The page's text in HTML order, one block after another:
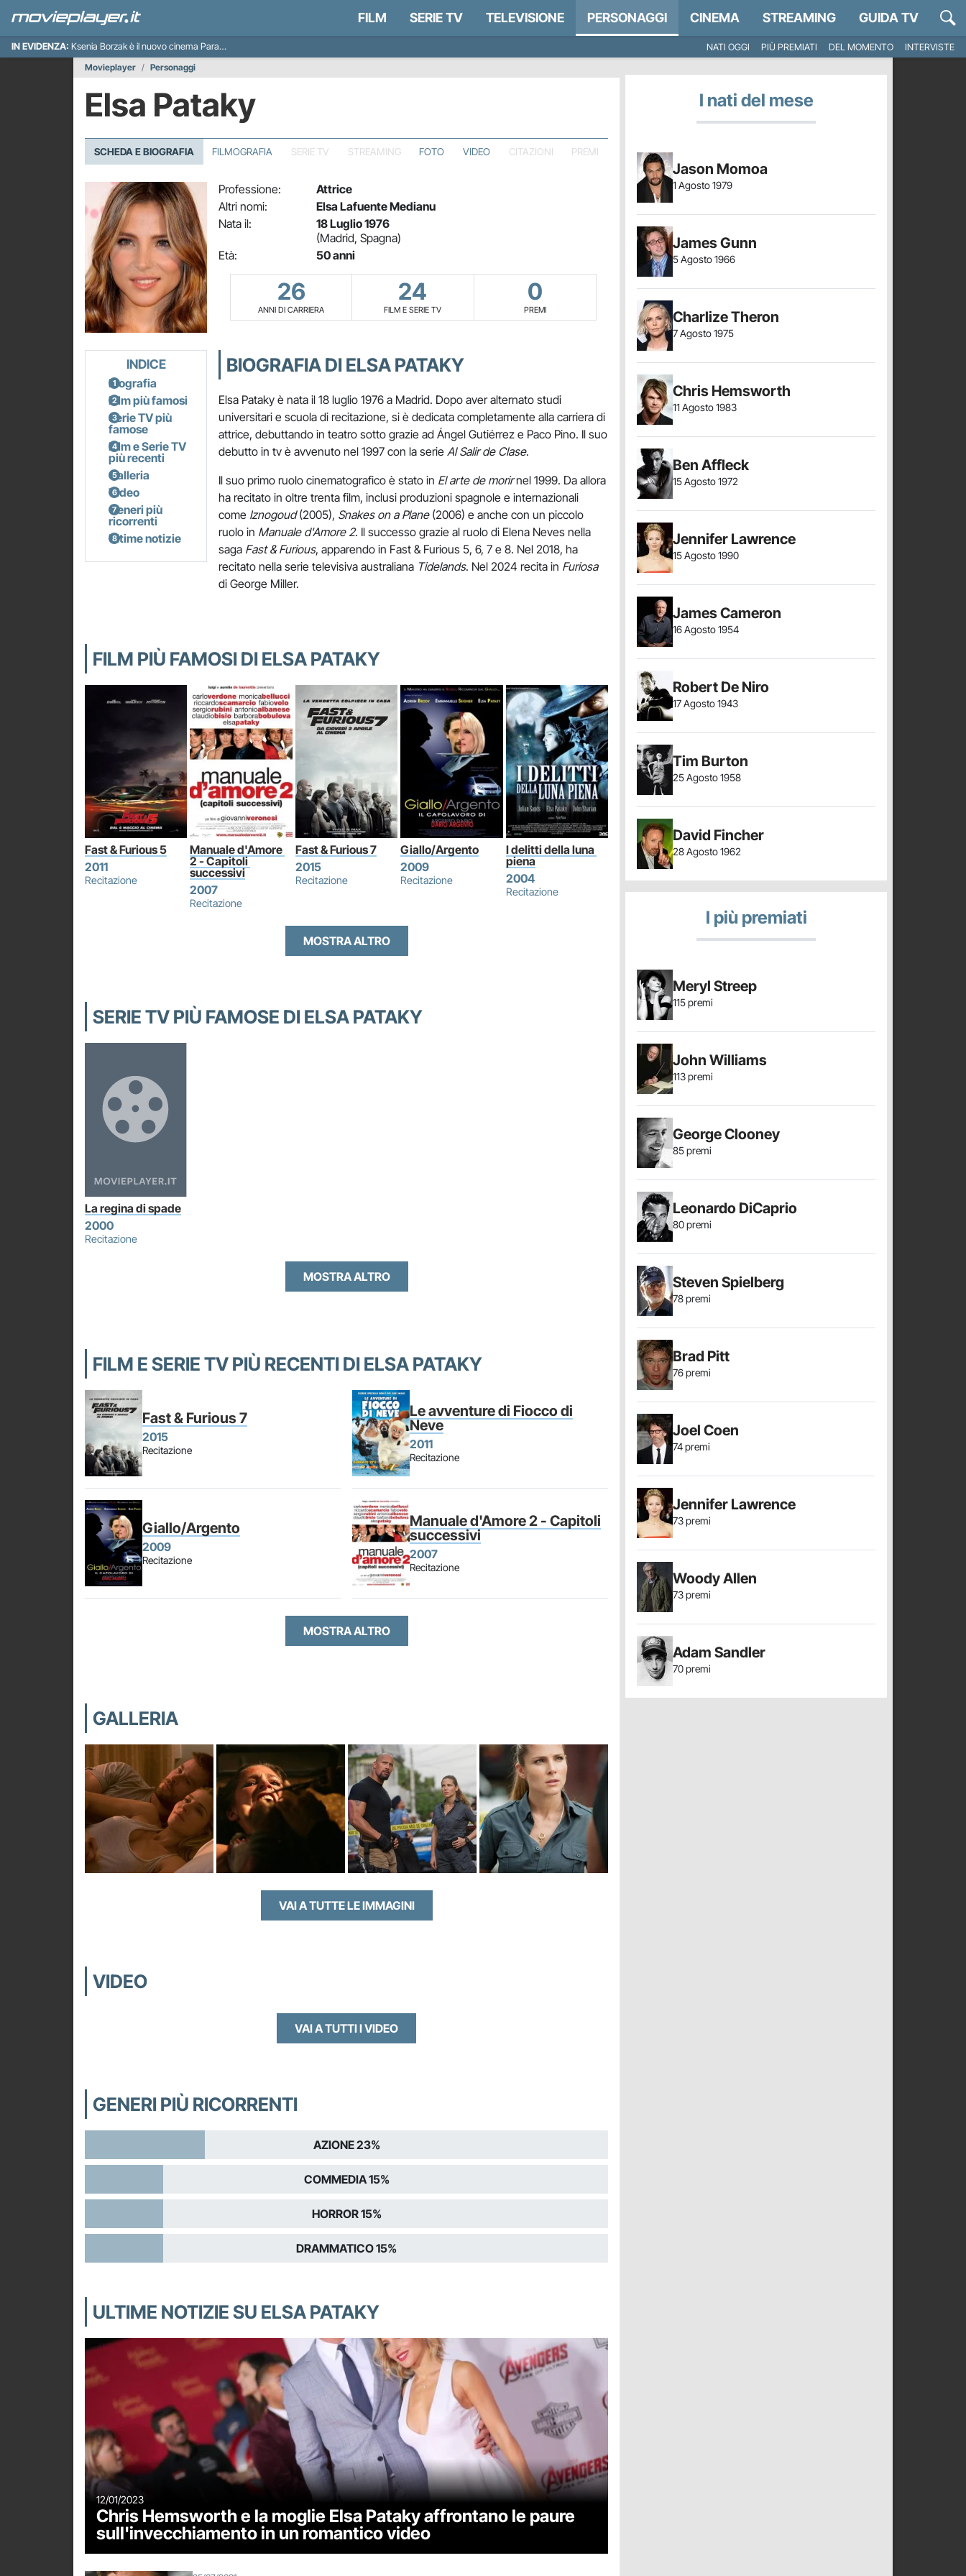
FILM SERIE TV TELEVISIONE PERSONAGGI CINEMA STREAMING GUIDA TV
IN EVIDENZA: Ksenia Borzak è il nuovo cinema Paradiso italiano NATI OGGI PIÙ PREMIATI DEL MOMENTO
INTERVISTE
Movieplayer
Personaggi
Elsa Pataky
SCHEDA E BIOGRAFIA FILMOGRAFIA SERIE TV STREAMING FOTO VIDEO CITAZIONI PREMI
Professione:
Attrice
Altri nomi:
Elsa Lafuente Medianu
Nata il:
18 Luglio 1976
(Madrid, Spagna)
Età:
50 anni
26
ANNI DI CARRIERA
24
FILM E SERIE TV
0
PREMI
INDICE
Biografia
Film più famosi
Serie TV più
famose
Film e Serie TV
più recenti
Galleria
Video
Generi più
ricorrenti
Ultime notizie
BIOGRAFIA DI ELSA PATAKY
Elsa Pataky è nata il 18 luglio 1976 a Madrid. Dopo aver alternato studi
universitari e scuola di recitazione, si è dedicata completamente alla carriera di
attrice, debuttando in teatro sotto grazie ad Ángel Gutiérrez e Paco Pino. Il suo
debutto in tv è avvenuto nel 1997 con la serie Al Salir de Clase.
Il suo primo ruolo cinematografico è stato in El arte de morirnel 1999. Da allora
ha recitato in oltre trenta film, inclusi produzioni spagnole e internazionali
come Iznogoud(2005), Snakes on a Plane(2006) e anche con un piccolo
ruolo in Manuale d'Amore 2. Il successo grazie al ruolo di Elena Neves nella
saga Fast & Furious, apparendo in Fast & Furious 5, 6, 7 e 8. Nel 2018, ha
recitato nella serie televisiva australiana Tidelands. Nel 2024 recita in Furiosa
di George Miller.
FILM PIÙ FAMOSI DI ELSA PATAKY
Fast & Furious 5
2011
Recitazione
Manuale d'Amore
2 - Capitoli
successivi
2007
Recitazione
Fast & Furious 7
2015
Recitazione
Giallo/Argento
2009
Recitazione
I delitti della luna
piena
2004
Recitazione
MOSTRA ALTRO
SERIE TV PIÙ FAMOSE DI ELSA PATAKY
La regina di spade
2000
Recitazione
MOSTRA ALTRO
FILM E SERIE TV PIÙ RECENTI DI ELSA PATAKY
Fast & Furious 7
2015
Recitazione
Le avventure di Fiocco di
Neve
2011
Recitazione
Giallo/Argento
2009
Recitazione
Manuale d'Amore 2 - Capitoli
successivi
2007
Recitazione
MOSTRA ALTRO
GALLERIA
VAI A TUTTE LE IMMAGINI
VIDEO
VAI A TUTTI I VIDEO
GENERI PIÙ RICORRENTI
AZIONE 23%
COMMEDIA 15%
HORROR 15%
DRAMMATICO 15%
ULTIME NOTIZIE SU ELSA PATAKY
12/01/2023
Chris Hemsworth e la moglie Elsa Pataky affrontano le paure
sull'invecchiamento in un romantico video
I nati del mese
Jason Momoa
1 Agosto 1979
James Gunn
5 Agosto 1966
Charlize Theron
7 Agosto 1975
Chris Hemsworth
11 Agosto 1983
Ben Affleck
15 Agosto 1972
Jennifer Lawrence
15 Agosto 1990
James Cameron
16 Agosto 1954
Robert De Niro
17 Agosto 1943
Tim Burton
25 Agosto 1958
David Fincher
28 Agosto 1962
I più premiati
Meryl Streep
115 premi
John Williams
113 premi
George Clooney
85 premi
Leonardo DiCaprio
80 premi
Steven Spielberg
78 premi
Brad Pitt
76 premi
Joel Coen
74 premi
Jennifer Lawrence
73 premi
Woody Allen
73 premi
Adam Sandler
70 premi